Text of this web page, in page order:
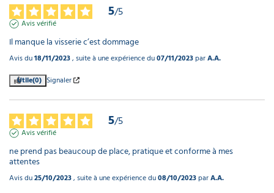
5/5
Avis vérifié
Il manque la visserie c’est dommage
Avis du18/11/2023, suite à une expérience du07/11/2023parA.A.
Utile(0) Signaler
5/5
Avis vérifié
ne prend pas beaucoup de place, pratique et conforme à mes
attentes
Avis du25/10/2023, suite à une expérience du08/10/2023parA.A.